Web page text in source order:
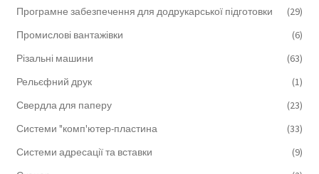
Програмне забезпечення для додрукарської підготовки
(29)
Промислові вантажівки
(6)
Різальні машини
(63)
Рельєфний друк
(1)
Свердла для паперу
(23)
Системи "комп'ютер-пластина
(33)
Системи адресації та вставки
(9)